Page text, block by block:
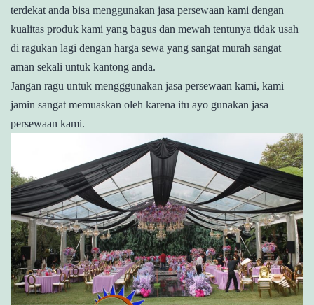
terdekat anda bisa menggunakan jasa persewaan kami dengan
kualitas produk kami yang bagus dan mewah tentunya tidak usah
di ragukan lagi dengan harga sewa yang sangat murah sangat
aman sekali untuk kantong anda.
Jangan ragu untuk mengggunakan jasa persewaan kami, kami
jamin sangat memuaskan oleh karena itu ayo gunakan jasa
persewaan kami.